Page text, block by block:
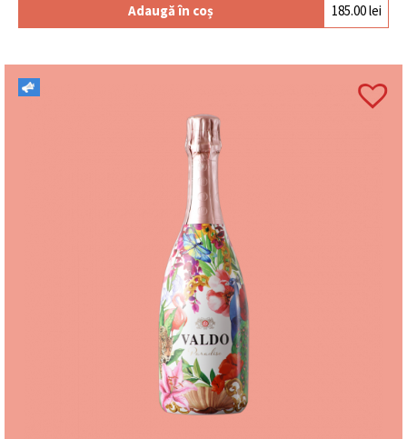
Adaugă în coș 185.00lei